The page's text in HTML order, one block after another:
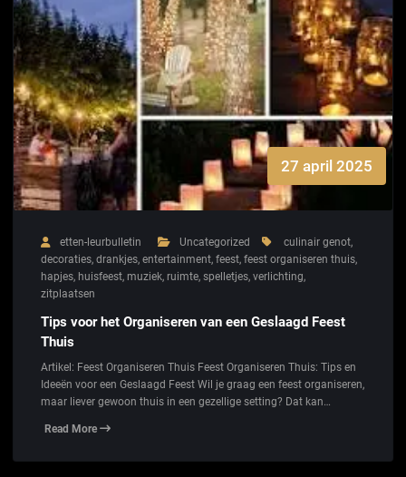
27 april 2025
etten-leurbulletin Uncategorized culinair genot,
decoraties, drankjes, entertainment, feest, feest organiseren thuis,
hapjes, huisfeest, muziek, ruimte, spelletjes, verlichting,
zitplaatsen
Tips voor het Organiseren van een Geslaagd Feest
Thuis
Artikel: Feest Organiseren Thuis Feest Organiseren Thuis: Tips en
Ideeën voor een Geslaagd Feest Wil je graag een feest organiseren,
maar liever gewoon thuis in een gezellige setting? Dat kan…
Read More